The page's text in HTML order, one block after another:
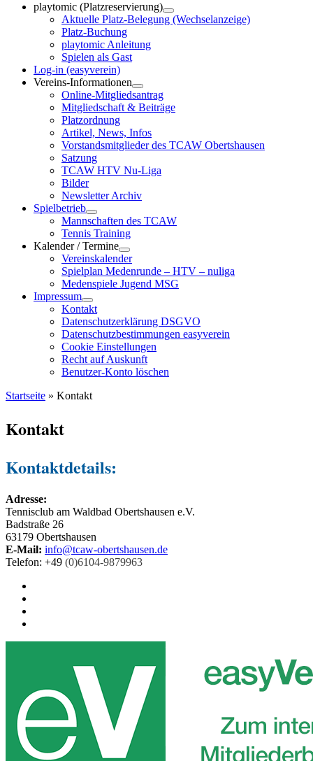
playtomic (Platzreservierung)
Aktuelle Platz-Belegung (Wechselanzeige)
Platz-Buchung
playtomic Anleitung
Spielen als Gast
Log-in (easyverein)
Vereins-Informationen
Online-Mitgliedsantrag
Mitgliedschaft & Beiträge
Platzordnung
Artikel, News, Infos
Vorstandsmitglieder des TCAW Obertshausen
Satzung
TCAW HTV Nu-Liga
Bilder
Newsletter Archiv
Spielbetrieb
Mannschaften des TCAW
Tennis Training
Kalender / Termine
Vereinskalender
Spielplan Medenrunde – HTV – nuliga
Medenspiele Jugend MSG
Impressum
Kontakt
Datenschutzerklärung DSGVO
Datenschutzbestimmungen easyverein
Cookie Einstellungen
Recht auf Auskunft
Benutzer-Konto löschen
Startseite » Kontakt
Kontakt
Kontaktdetails:
Adresse:
Tennisclub am Waldbad Obertshausen e.V.
Badstraße 26
63179 Obertshausen
E-Mail: info@tcaw-obertshausen.de
Telefon: +49 (0)6104-9879963